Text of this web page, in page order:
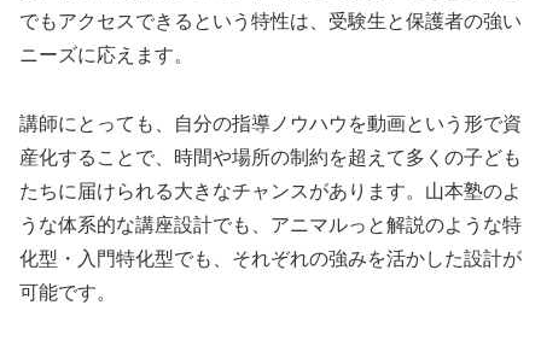
でもアクセスできるという特性は、受験生と保護者の強い
ニーズに応えます。
講師にとっても、自分の指導ノウハウを動画という形で資
産化することで、時間や場所の制約を超えて多くの子ども
たちに届けられる大きなチャンスがあります。山本塾のよ
うな体系的な講座設計でも、アニマルっと解説のような特
化型・入門特化型でも、それぞれの強みを活かした設計が
可能です。